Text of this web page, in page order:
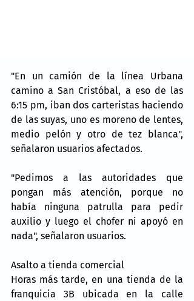
"En un camión de la línea Urbana
camino a San Cristóbal, a eso de las
6:15 pm, iban dos carteristas haciendo
de las suyas, uno es moreno de lentes,
medio pelón y otro de tez blanca",
señalaron usuarios afectados.
"Pedimos a las autoridades que
pongan más atención, porque no
había ninguna patrulla para pedir
auxilio y luego el chofer ni apoyó en
nada", señalaron usuarios.
Asalto a tienda comercial
Horas más tarde, en una tienda de la
franquicia 3B ubicada en la calle